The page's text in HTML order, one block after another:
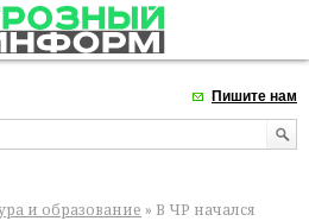
Пишите нам
и образование » В ЧР начался